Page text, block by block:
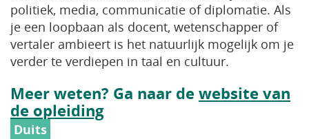
politiek, media, communicatie of diplomatie. Als
je een loopbaan als docent, wetenschapper of
vertaler ambieert is het natuurlijk mogelijk om je
verder te verdiepen in taal en cultuur.
Meer weten? Ga naar de website van
de opleiding
Duits